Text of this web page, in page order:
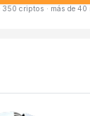
350 criptos · más de